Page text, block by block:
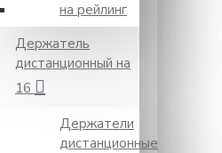
на рейлинг
Держатель
дистанционный на
16
Держатели
дистанционные